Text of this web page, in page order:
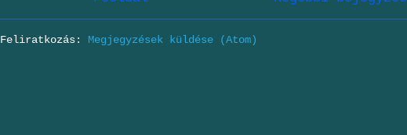
Feliratkozás: Megjegyzések küldése (Atom)